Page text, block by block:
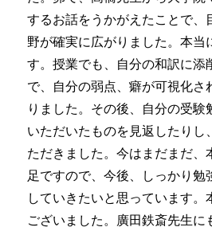
するお話をうかがえたことで、
野が確実に広がりました。本当
す。授業でも、自分の和訳に添
で、自分の弱点、癖が可視化さ
りました。その後、自分の受験
いただいたものを見返したりし
ただきました。今はまだまだ、
足ですので、今後、しっかり勉
していきたいと思っています。
ございました。廣田鉄斎先生に